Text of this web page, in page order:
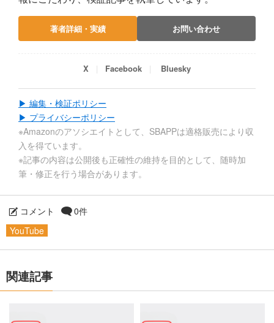
著者詳細・実績 お問い合わせ
X Facebook Bluesky
▶ 編集・検証ポリシー
▶ プライバシーポリシー
※Amazonのアソシエイトとして、SBAPPは適格販売により収
入を得ています。
※記事の内容は公開後も正確性の維持を目的として、随時加
筆・修正を行う場合があります。
コメント
0件
YouTube
関連記事